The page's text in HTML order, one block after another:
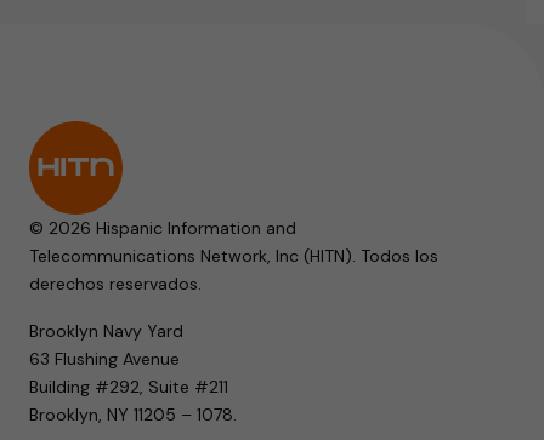
© 2026 Hispanic Information and
Telecommunications Network, Inc (HITN). Todos los
derechos reservados.
Brooklyn Navy Yard
63 Flushing Avenue
Building #292, Suite #211
Brooklyn, NY 11205 – 1078.